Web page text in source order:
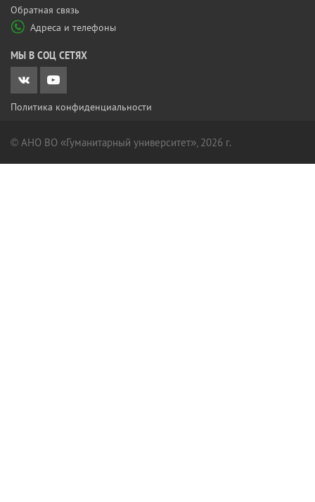
Обратная связь
Адреса и телефоны
МЫ В СОЦ СЕТЯХ
Политика конфиденциальности
© АНО ВО «Гуманитарный университет», 2026 г.